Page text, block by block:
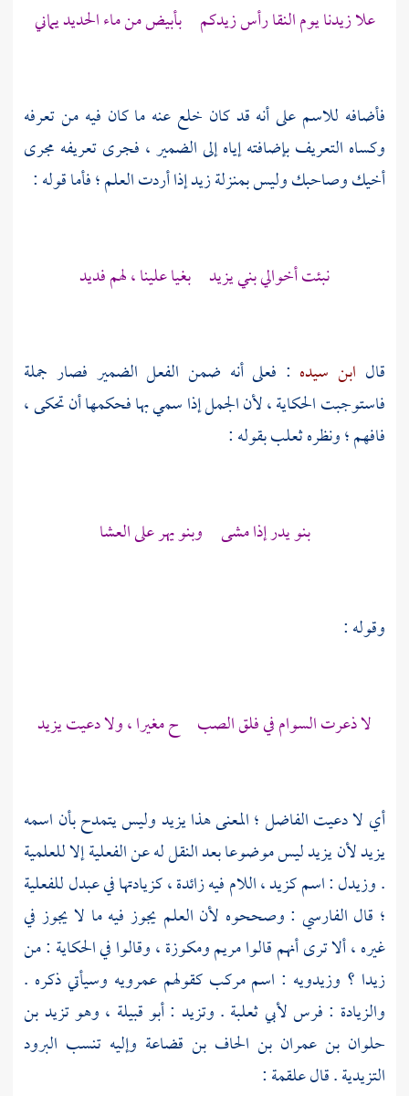
علازيدنايوم النقا رأسزيدكم بأبيض من ماء الحديد يماني
فأضافه للاسم على أنه قد كان خلع عنه ما كان فيه من تعرفه
وكساه التعريف بإضافته إياه إلى الضمير ، فجرى تعريفه مجرى
أخيك وصاحبك وليس بمنزلةزيدإذا أردت العلم ؛ فأما قوله :
نبئت أخواليبني يزيد بغيا علينا ، لهم فديد
قال ابن سيده : فعلى أنه ضمن الفعل الضمير فصار جملة
فاستوجبت الحكاية ، لأن الجمل إذا سمي بها فحكمها أن تحكى ،
فافهم ؛ ونظرهثعلببقوله :
بنو يدرإذا مشى وبنو يهرعلى العشا
وقوله :
لا ذعرت السوام في فلق الصب ح مغيرا ، ولا دعيتيزيد
أي لا دعيت الفاضل ؛ المعنى هذايزيدوليس يتمدح بأن اسمه
يزيدلأنيزيدليس موضوعا بعد النقل له عن الفعلية إلا للعلمية
.وزيدل: اسمكزيد، اللام فيه زائدة ، كزيادتها في عبدل للفعلية
؛ قال الفارسي : وصححوه لأن العلم يجوز فيه ما لا يجوز في
غيره ، ألا ترى أنهم قالوامريمومكوزة ، وقالوا في الحكاية : من
زيدا ؟ وزيدويه : اسم مركب كقولهمعمرويه وسيأتي ذكره .
والزيادة : فرسلأبي ثعلبة . وتزيد : أبو قبيلة ، وهوتزيد بن
حلوان بن عمران بن الحاف بن قضاعة وإليه تنسب البرود
التزيدية . قالعلقمة: